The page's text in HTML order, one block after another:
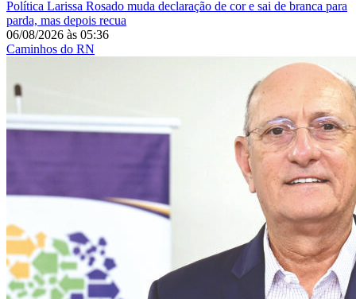
Política Larissa Rosado muda declaração de cor e sai de branca para
parda, mas depois recua
06/08/2026 às 05:36
Caminhos do RN